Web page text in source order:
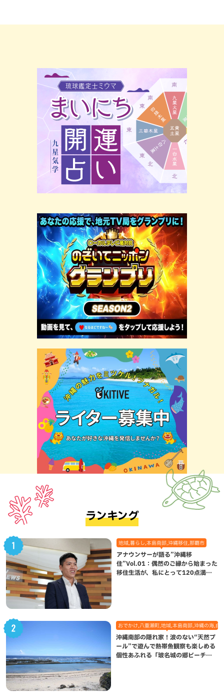
ランキング
地域,暮らし,本島南部,沖縄移住,那覇市
アナウンサーが語る”沖縄移
住”Vol.01：偶然のご縁から始まった
移住生活が、私にとって120点満点
おでかけ,八重瀬町,地域,本島南部,沖縄の海,自
沖縄南部の隠れ家！波のない“天然プ
ール”で遊んで熱帯魚観察も楽しめる
個性あふれる「玻名城の郷ビーチ」